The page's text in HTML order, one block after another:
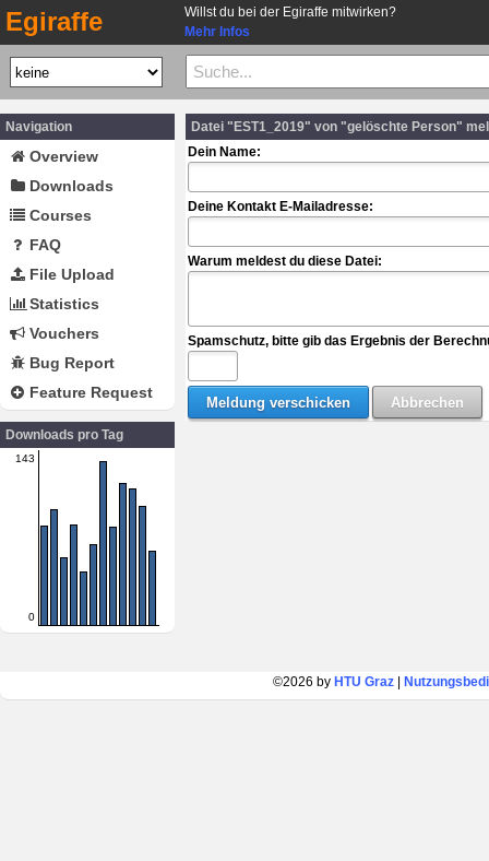
Egiraffe
Willst du bei der Egiraffe mitwirken?
Mehr Infos
Navigation
Overview
Downloads
Courses
FAQ
File Upload
Statistics
Vouchers
Bug Report
Feature Request
Downloads pro Tag
143
0
Datei "EST1_2019" von "gelöschte Person"
Dein Name:
Deine Kontakt E-Mailadresse:
Warum meldest du diese Datei:
Spamschutz, bitte gib das Ergebnis der
©2026 by HTU Graz|